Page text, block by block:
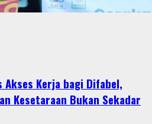
Kerja bagi Difabel,
Kesetaraan Bukan Sekadar